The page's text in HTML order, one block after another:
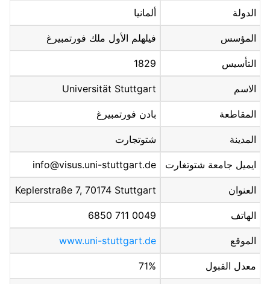
الدولة ألمانيا
المؤسس فيلهلم الأول ملك فورتمبيرغ
التأسيس 1829
الاسم Universität Stuttgart
المقاطعة بادن فورتمبيرغ
المدينة شتوتجارت
ايميل جامعة شتوتغارت info@visus.uni-stuttgart.de
العنوان Keplerstraße 7, 70174 Stuttgart
الهاتف 0049 711 6850
الموقع www.uni-stuttgart.de
معدل القبول 71%